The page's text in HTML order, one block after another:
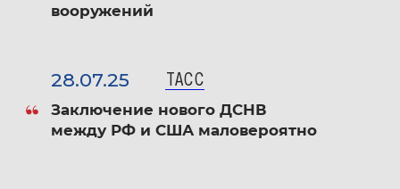
вооружений
28.07.25 ТАСС
Заключение нового ДСНВ
между РФ и США маловероятно